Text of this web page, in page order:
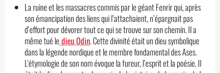
La ruine et les massacres commis par le géant Fenrir qui, après
son émancipation des liens qui l’attachaient, n’épargnait pas
d’effort pour dévorer tout ce qui se trouve sur son chemin. Il a
même tué le dieu Odin. Cette divinité était un dieu symbolique
dans la légende nordique et le membre fondamental des Ases.
L'étymologie de son nom évoque la fureur, l’esprit et la poésie. Il